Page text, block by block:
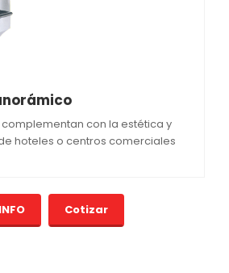
con la estética y
hoteles o centros comerciales
Cotizar